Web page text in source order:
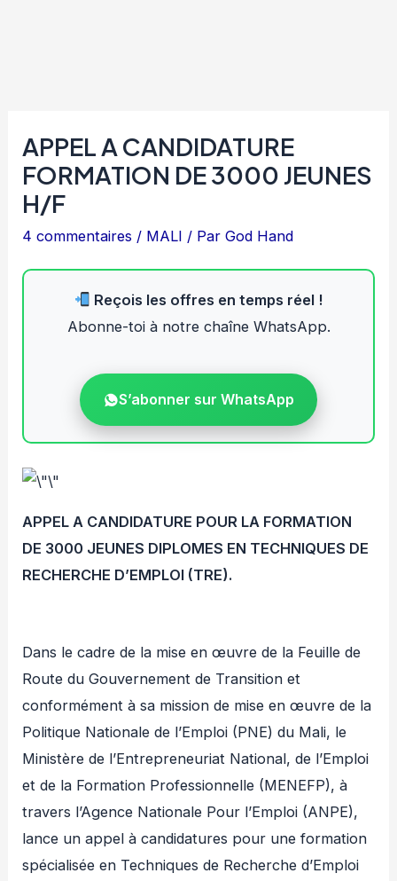
APPEL A CANDIDATURE
FORMATION DE 3000 JEUNES
H/F
4 commentaires / MALI / ParGod Hand
Reçois les offres en temps réel !
Abonne-toi à notre chaîne WhatsApp.
S’abonner sur WhatsApp
APPEL A CANDIDATURE POUR LA FORMATION
DE 3000 JEUNES DIPLOMES EN TECHNIQUES DE
RECHERCHE D’EMPLOI (TRE).
Dans le cadre de la mise en œuvre de la Feuille de
Route du Gouvernement de Transition et
conformément à sa mission de mise en œuvre de la
Politique Nationale de l’Emploi (PNE) du Mali, le
Ministère de l’Entrepreneuriat National, de l’Emploi
et de la Formation Professionnelle (MENEFP), à
travers l’Agence Nationale Pour l’Emploi (ANPE),
lance un appel à candidatures pour une formation
spécialisée en Techniques de Recherche d’Emploi